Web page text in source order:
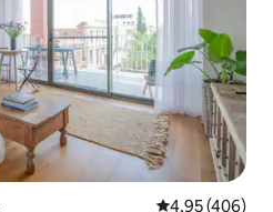
4,95 de uma
4,95 (406)